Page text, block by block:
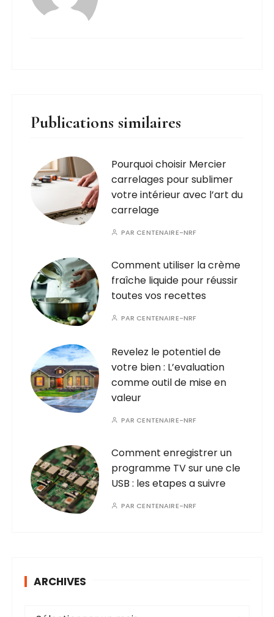
Publications similaires
Pourquoi choisir Mercier
carrelages pour sublimer
votre intérieur avec l’art du
carrelage
PAR CENTENAIRE-NRF
Comment utiliser la crème
fraîche liquide pour réussir
toutes vos recettes
PAR CENTENAIRE-NRF
Revelez le potentiel de
votre bien : L’evaluation
comme outil de mise en
valeur
PAR CENTENAIRE-NRF
Comment enregistrer un
programme TV sur une cle
USB : les etapes a suivre
PAR CENTENAIRE-NRF
ARCHIVES